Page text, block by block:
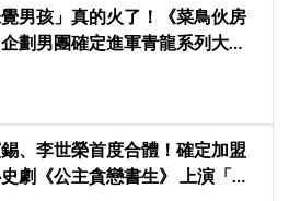
覺男孩」真的火了！《菜鳥伙房
劃男團確定進軍青龍系列大
、李世榮首度合體！確定加盟
劇《公主貪戀書生》 上演「朝